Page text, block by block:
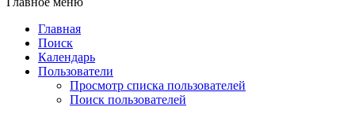
Главная
Поиск
Календарь
Пользователи
Просмотр списка пользователей
Поиск пользователей